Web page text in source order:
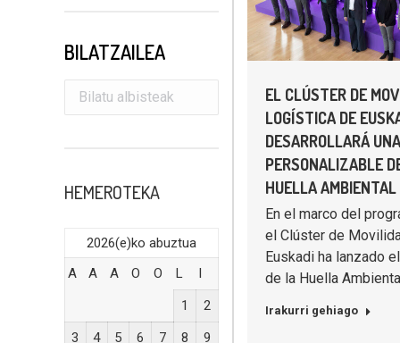
BILATZAILEA
HEMEROTEKA
2026(e)ko abuztua
A
A A O O L
I
1
2
3
4 5 6 7 8 9
EL CLÚSTER DE
LOGÍSTICA DE
DESARROLLARÁ
PERSONALIZABLE
HUELLA AMBIENTAL
En el marco del
el Clúster de
Euskadi ha lanzado
de la Huella
Irakurri gehiago